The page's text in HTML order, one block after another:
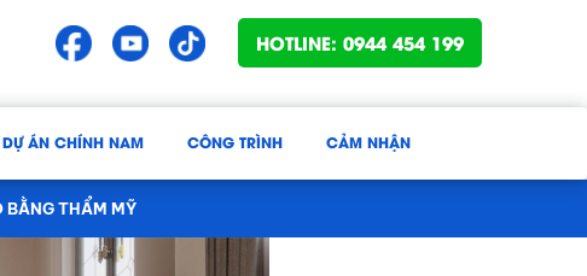
HOTLINE: 0944 454 199
DỰ ÁN CHÍNH NAM CÔNG TRÌNH CẢM NHẬN
BẰNG THẨM MỸ